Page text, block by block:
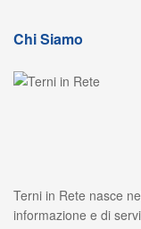
Chi Siamo
Terni in Rete nasce
informazione e di